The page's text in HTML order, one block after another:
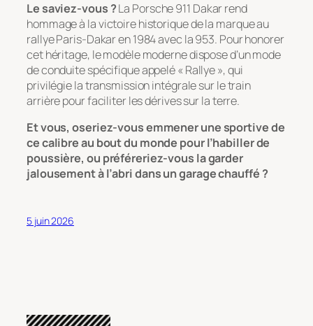
Le saviez-vous ?La Porsche 911 Dakar rend
hommage à la victoire historique de la marque au
rallye Paris-Dakar en 1984 avec la 953. Pour honorer
cet héritage, le modèle moderne dispose d’un mode
de conduite spécifique appelé « Rallye », qui
privilégie la transmission intégrale sur le train
arrière pour faciliter les dérives sur la terre.
Et vous, oseriez-vous emmener une sportive de
ce calibre au bout du monde pour l’habiller de
poussière, ou préféreriez-vous la garder
jalousement à l’abri dans un garage chauffé ?
5 juin 2026